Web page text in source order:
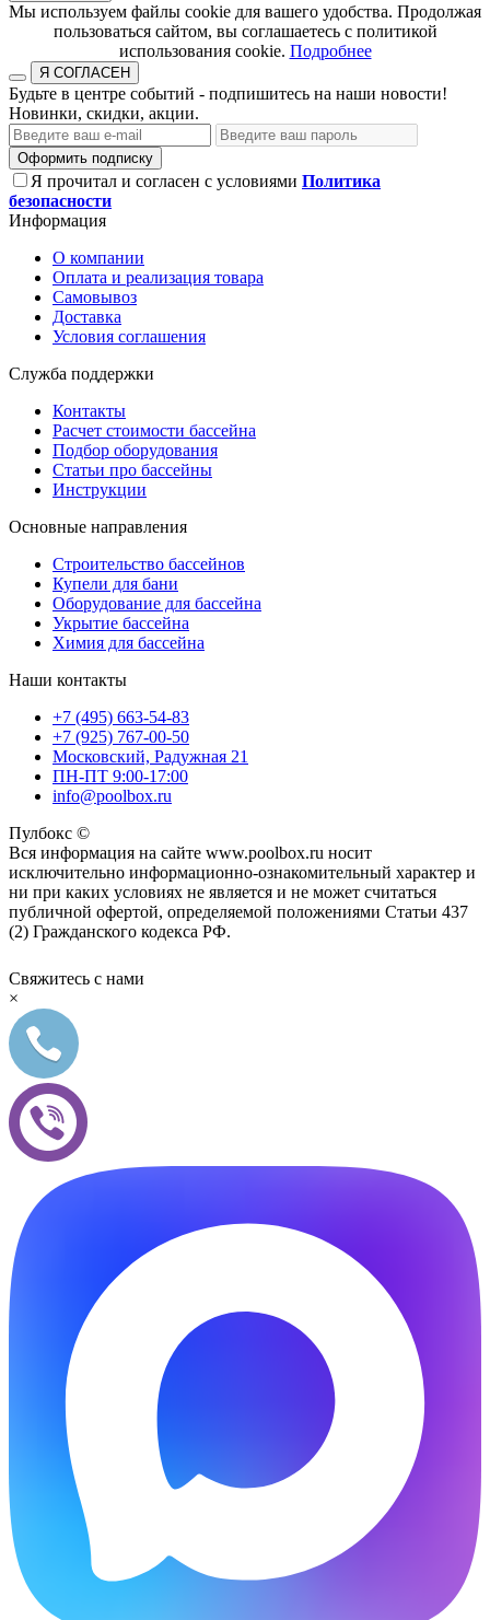
​​​​​​​Мы используем файлы cookie для вашего удобства. Продолжая
пользоваться сайтом, вы соглашаетесь с политикой
использования cookie.​​​​​​​ Подробнее
Я СОГЛАСЕН
Будьте в центре событий - подпишитесь на наши новости!
Новинки, скидки, акции.
Оформить подписку
Я прочитал и согласен с условиями Политика
безопасности
Информация
О компании
Оплата и реализация товара
Самовывоз
Доставка
Условия соглашения
Служба поддержки
Контакты
Расчет стоимости бассейна
Подбор оборудования
Статьи про бассейны
Инструкции
Основные направления
Строительство бассейнов
Купели для бани
Оборудование для бассейна
Укрытие бассейна
Химия для бассейна
Наши контакты
+7 (495) 663-54-83
+7 (925) 767-00-50
Московский, Радужная 21
ПН-ПТ 9:00-17:00
info@poolbox.ru
Пулбокс ©
Вся информация на сайте www.poolbox.ru носит
исключительно информационно-ознакомительный характер и
ни при каких условиях не является и не может считаться
публичной офертой, определяемой положениями Статьи 437
(2) Гражданского кодекса РФ.
Свяжитесь с нами
×